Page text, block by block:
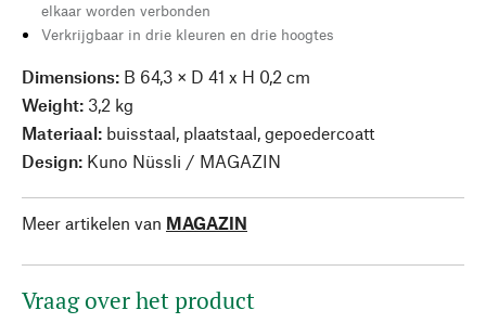
elkaar worden verbonden
Verkrijgbaar in drie kleuren en drie hoogtes
Dimensions: B 64,3 × D 41 x H 0,2 cm
Weight: 3,2 kg
Materiaal: buisstaal, plaatstaal, gepoedercoatt
Design: Kuno Nüssli / MAGAZIN
Meer artikelen van MAGAZIN
Vraag over het product